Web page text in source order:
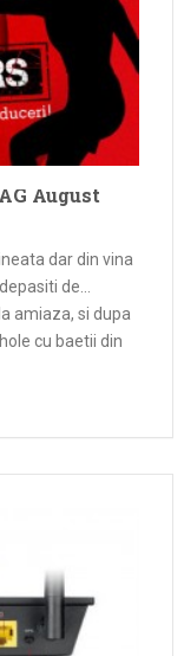
August
dar din vina
de…
amiaza, si dupa
cu baetii din